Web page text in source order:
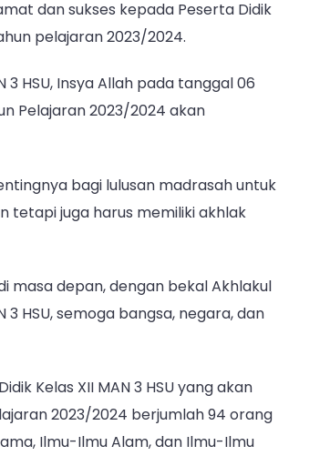
Ka.
Kankemenag
HSU
Pimpin
Toga
dan sukses kepada Peserta Didik
pelajaran 2023/2024.
HSU, Insya Allah pada tanggal 06
Pelajaran 2023/2024 akan
bagi lulusan madrasah untuk
tetapi juga harus memiliki akhlak
masa depan, dengan bekal Akhlakul
HSU, semoga bangsa, negara, dan
Kelas XII MAN 3 HSU yang akan
2023/2024 berjumlah 94 orang
Ilmu-Ilmu Alam, dan Ilmu-Ilmu